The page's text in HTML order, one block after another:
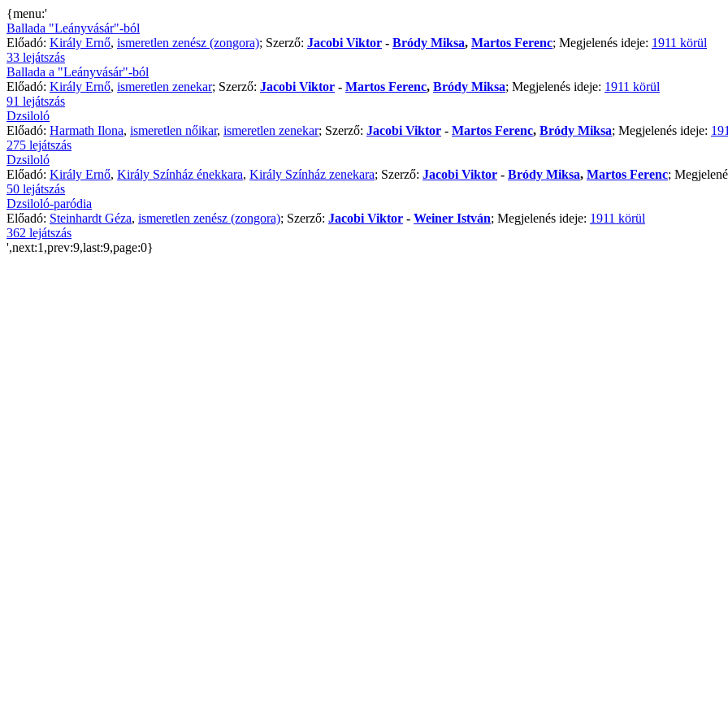
{menu:'
Ballada "Leányvásár"-ból
Előadó: Király Ernő, ismeretlen zenész (zongora); Szerző: Jacobi Viktor - Bródy Miksa, Martos Ferenc; Megjelenés ideje: 1911 körül
33 lejátszás
Ballada a "Leányvásár"-ból
Előadó: Király Ernő, ismeretlen zenekar; Szerző: Jacobi Viktor - Martos Ferenc, Bródy Miksa; Megjelenés ideje: 1911 körül
91 lejátszás
Dzsiloló
Előadó: Harmath Ilona, ismeretlen nőikar, ismeretlen zenekar; Szerző: Jacobi Viktor - Martos Ferenc, Bródy Miksa; Megjelenés ideje:
275 lejátszás
Dzsiloló
Előadó: Király Ernő, Király Színház énekkara, Király Színház zenekara; Szerző: Jacobi Viktor - Bródy Miksa, Martos Ferenc;
50 lejátszás
Dzsiloló-paródia
Előadó: Steinhardt Géza, ismeretlen zenész (zongora); Szerző: Jacobi Viktor - Weiner István; Megjelenés ideje: 1911 körül
362 lejátszás
',next:1,prev:9,last:9,page:0}